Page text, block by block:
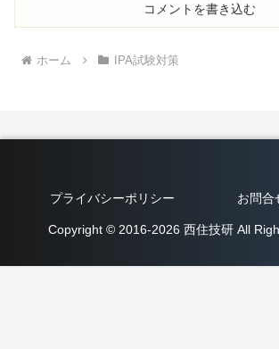
コメントを書き込む
ホーム IPA試験対策
プライバシーポリシー お問合
Copyright © 2016-2026 西住技研 All